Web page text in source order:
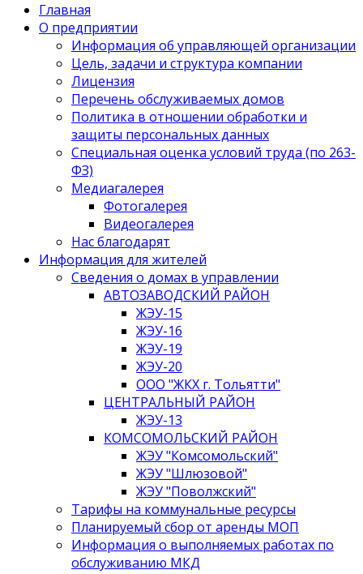
Главная
О предприятии
Информация об управляющей организации
Цель, задачи и структура компании
Лицензия
Перечень обслуживаемых домов
Политика в отношении обработки и
защиты персональных данных
Специальная оценка условий труда (по 263-
ФЗ)
Медиагалерея
Фотогалерея
Видеогалерея
Нас благодарят
Информация для жителей
Сведения о домах в управлении
АВТОЗАВОДСКИЙ РАЙОН
ЖЭУ-15
ЖЭУ-16
ЖЭУ-19
ЖЭУ-20
ООО "ЖКХ г. Тольятти"
ЦЕНТРАЛЬНЫЙ РАЙОН
ЖЭУ-13
КОМСОМОЛЬСКИЙ РАЙОН
ЖЭУ "Комсомольский"
ЖЭУ "Шлюзовой"
ЖЭУ "Поволжский"
Тарифы на коммунальные ресурсы
Планируемый сбор от аренды МОП
Информация о выполняемых работах по
обслуживанию МКД